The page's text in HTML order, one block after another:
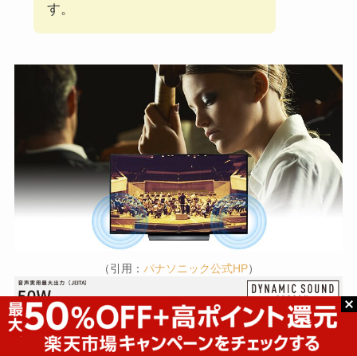
す。
（引用： パナソニック公式HP）